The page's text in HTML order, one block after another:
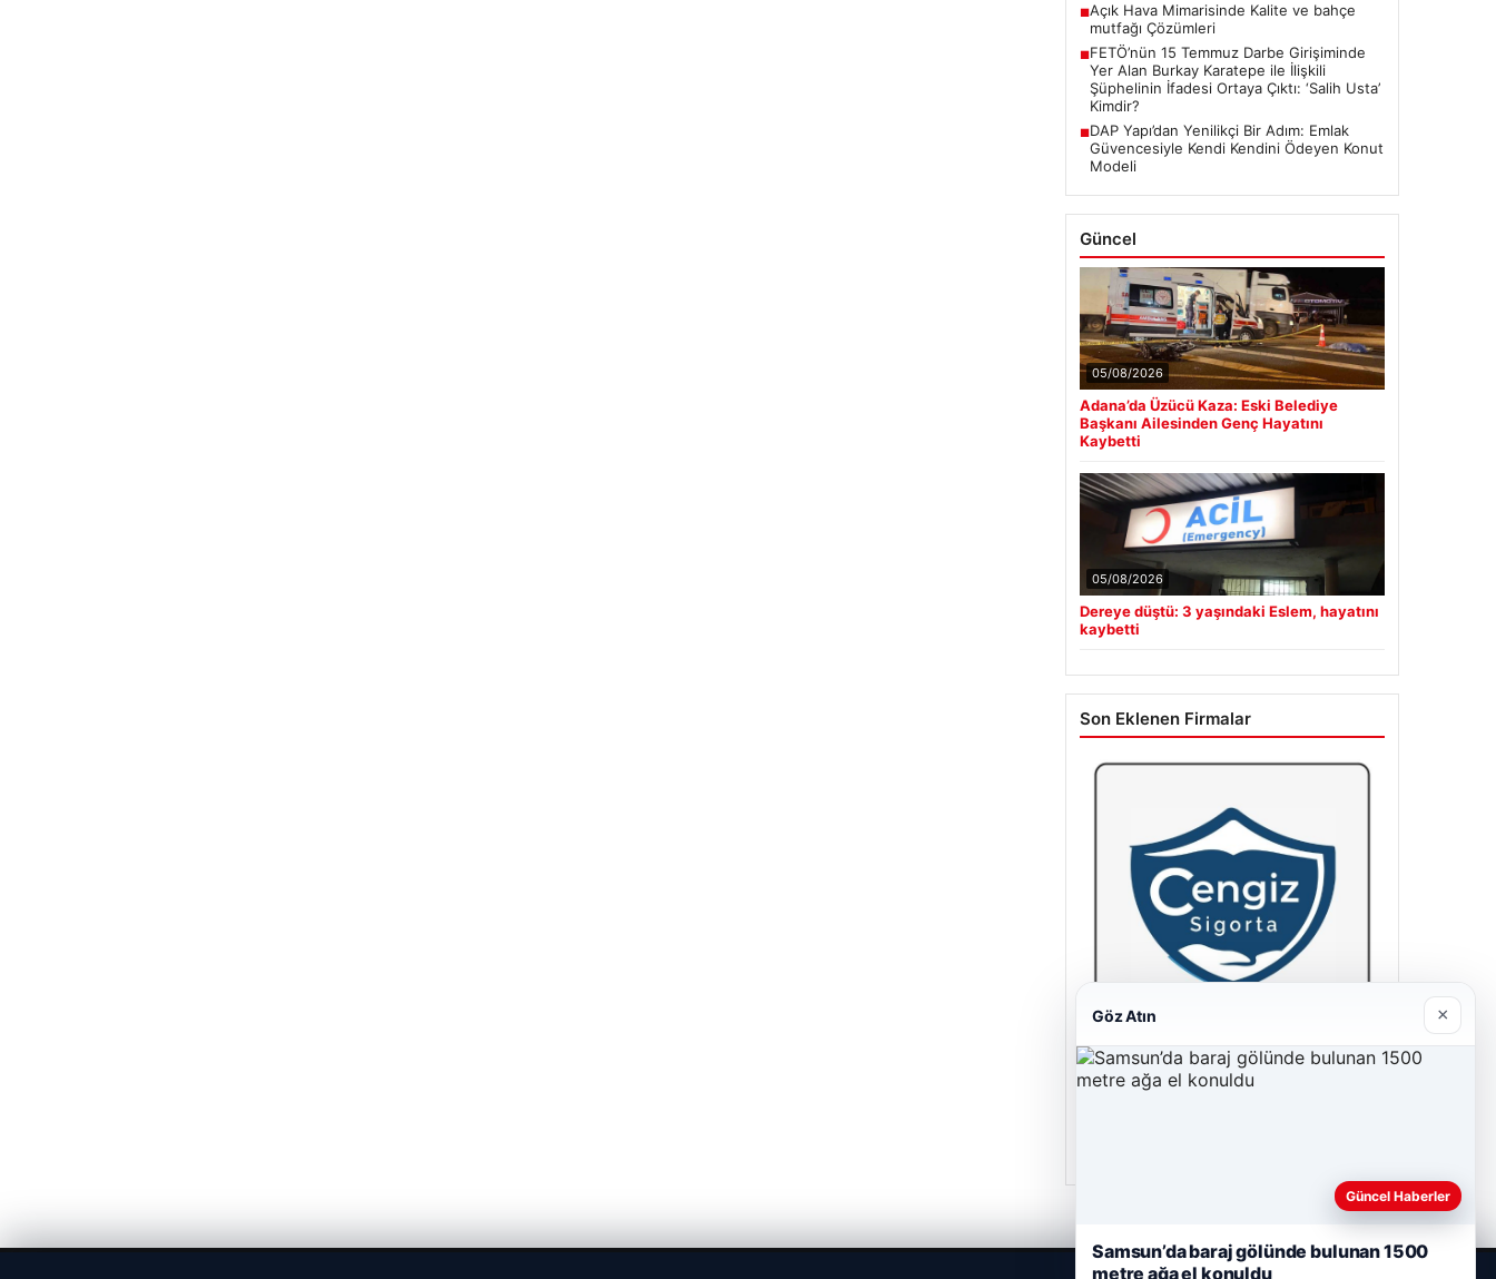
■Açık Hava Mimarisinde Kalite ve bahçe
mutfağı Çözümleri
■FETÖ’nün 15 Temmuz Darbe Girişiminde
Yer Alan Burkay Karatepe ile İlişkili
Şüphelinin İfadesi Ortaya Çıktı: ‘Salih Usta’
Kimdir?
■DAP Yapı’dan Yenilikçi Bir Adım: Emlak
Güvencesiyle Kendi Kendini Ödeyen Konut
Modeli
Güncel
05/08/2026
Adana’da Üzücü Kaza: Eski Belediye
Başkanı Ailesinden Genç Hayatını
Kaybetti
05/08/2026
Dereye düştü: 3 yaşındaki Eslem, hayatını
kaybetti
Son Eklenen Firmalar
Cengiz Sigorta
Göz Atın ×
Güncel Haberler
Samsun’da baraj gölünde bulunan 1500
metre ağa el konuldu